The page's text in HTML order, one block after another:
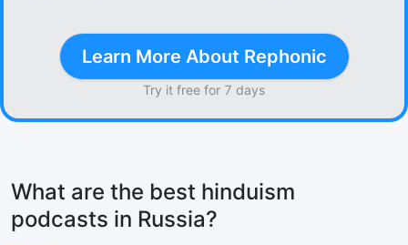
Learn More About Rephonic
Try it free for 7 days
What are the best hinduism
podcasts in Russia?